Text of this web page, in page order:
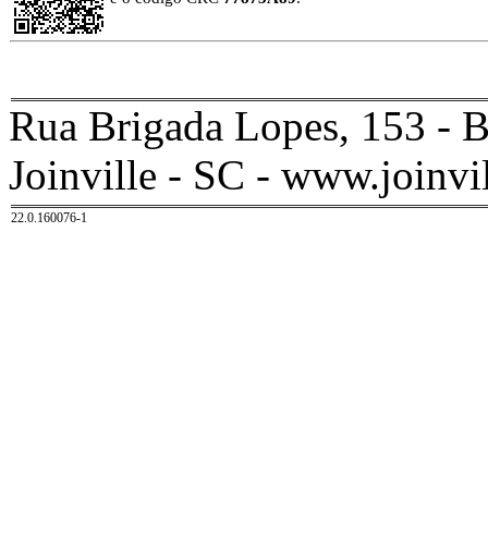
Rua Brigada Lopes, 153 -
Joinville - SC -
22.0.160076-1